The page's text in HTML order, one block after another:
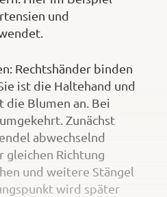
und
Rechtshänder binden
ist die Haltehand und
die Blumen an. Bei
Zunächst
abwechselnd
gleichen Richtung
und weitere Stängel
wird später